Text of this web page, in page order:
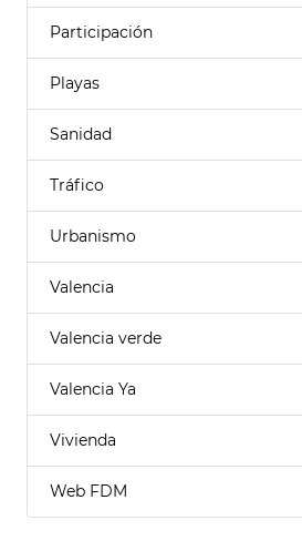
Participación
Playas
Sanidad
Tráfico
Urbanismo
Valencia
Valencia verde
Valencia Ya
Vivienda
Web FDM